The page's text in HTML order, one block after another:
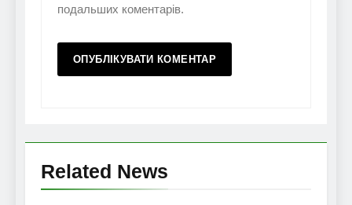
подальших коментарів.
Related News